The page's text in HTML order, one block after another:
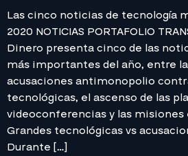
Las cinco noticias de tecnología
2020 NOTICIAS PORTAFOLIO
Dinero presenta cinco de las
más importantes del año, entre
acusaciones antimonopolio
tecnológicas, el ascenso de las
videoconferencias y las misiones
Grandes tecnológicas vs
Durante […]